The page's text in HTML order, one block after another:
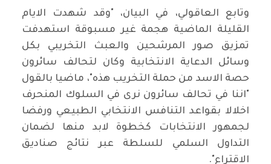
وتابع العاقولي، في البيان، "وقد شهدت الايام
القليلة الماضية هجمة غير مسبوقة استهدفت
تمزيق صور المرشحين والعبث التخريبي بكل
وسائل الدعاية الانتخابية وكان لتحالف سائرون
حصة الاسد من حملة التخريب هذه"، ماضيا بالقول
"اننا في تحالف سائرون نرى في السلوك المنحرف
اخلالا بقواعد التنافس الانتخابي الطبيعي ورفضا
لجمهور الانتخابات كخطوة لابد منها لضمان
التداول السلمي للسلطة عبر نتائج صناديق
الاقتراع".